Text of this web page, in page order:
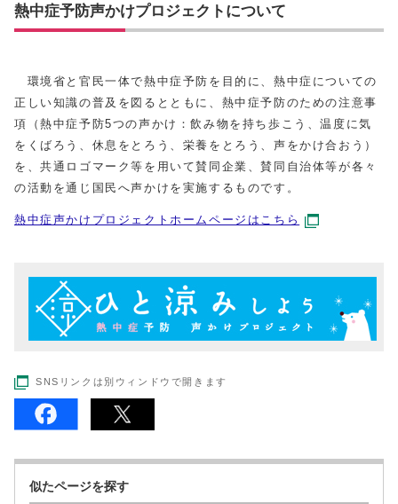
熱中症予防声かけプロジェクトについて
環境省と官民一体で熱中症予防を目的に、熱中症についての
正しい知識の普及を図るとともに、熱中症予防のための注意事
項（熱中症予防5つの声かけ：飲み物を持ち歩こう、温度に気
をくばろう、休息をとろう、栄養をとろう、声をかけ合おう）
を、共通ロゴマーク等を用いて賛同企業、賛同自治体等が各々
の活動を通じ国民へ声かけを実施するものです。
熱中症声かけプロジェクトホームページはこちら
SNSリンクは別ウィンドウで開きます
似たページを探す